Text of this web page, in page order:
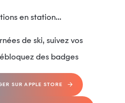
en station…
de ski, suivez vos
des badges
SUR APPLE STORE